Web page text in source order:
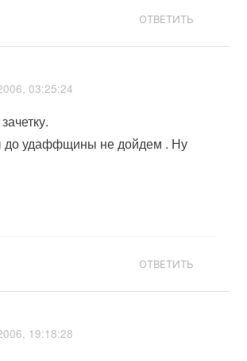
ОТВЕТИТЬ
03:25:24
удаффщины не дойдем . Ну
ОТВЕТИТЬ
19:18:28